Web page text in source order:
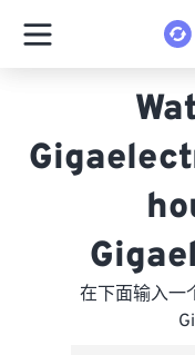
在下面输入一